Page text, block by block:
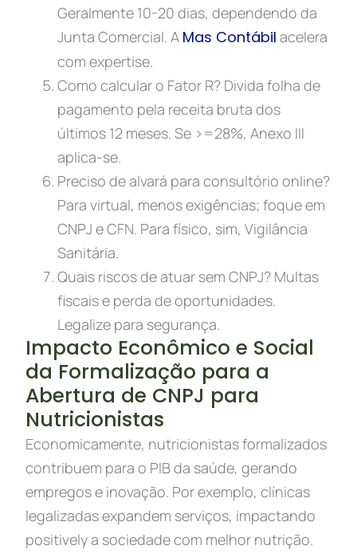
Geralmente 10-20 dias, dependendo da
Junta Comercial. A Mas Contábil acelera
com expertise.
Como calcular o Fator R? Divida folha de
pagamento pela receita bruta dos
últimos 12 meses. Se >=28%, Anexo III
aplica-se.
Preciso de alvará para consultório online?
Para virtual, menos exigências; foque em
CNPJ e CFN. Para físico, sim, Vigilância
Sanitária.
Quais riscos de atuar sem CNPJ? Multas
fiscais e perda de oportunidades.
Legalize para segurança.
Impacto Econômico e Social
da Formalização para a
Abertura de CNPJ para
Nutricionistas
Economicamente, nutricionistas formalizados
contribuem para o PIB da saúde, gerando
empregos e inovação. Por exemplo, clínicas
legalizadas expandem serviços, impactando
positively a sociedade com melhor nutrição.